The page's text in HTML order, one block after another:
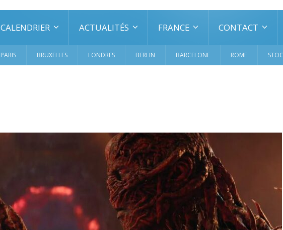
CALENDRIER ACTUALITÉS FRANCE CONTACT
PARIS BRUXELLES LONDRES BERLIN BARCELONE ROME